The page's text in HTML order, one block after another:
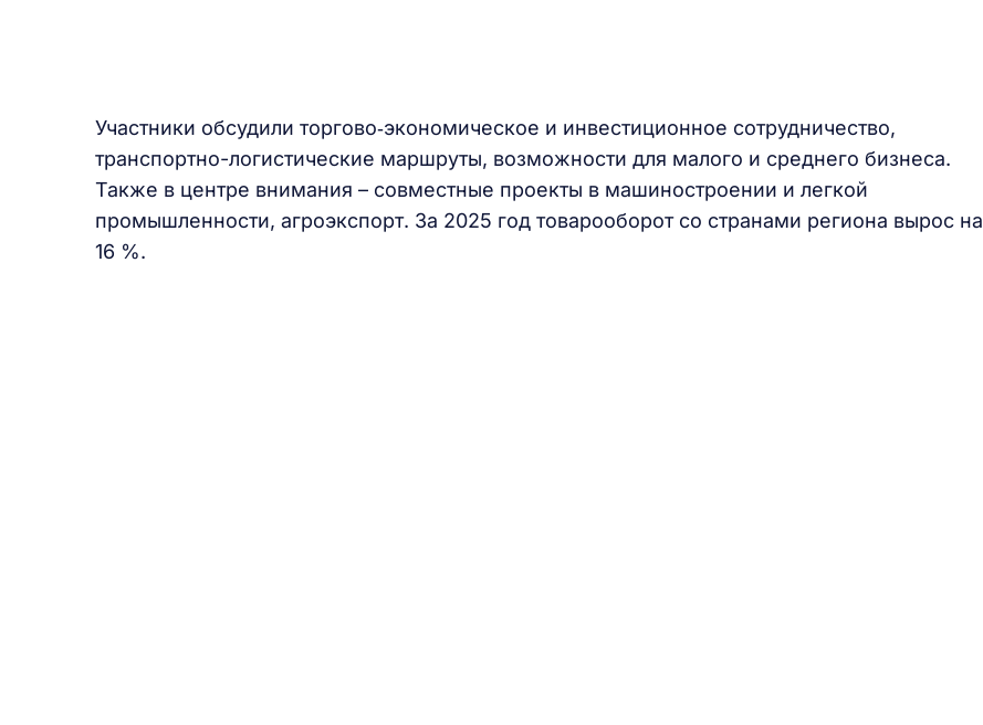
Участники обсудили торгово‑экономическое и инвестиционное сотрудничество,
транспортно-логистические маршруты, возможности для малого и среднего бизнеса.
Также в центре внимания – совместные проекты в машиностроении и легкой
промышленности, агроэкспорт. За 2025 год товарооборот со странами региона вырос на
16 %.